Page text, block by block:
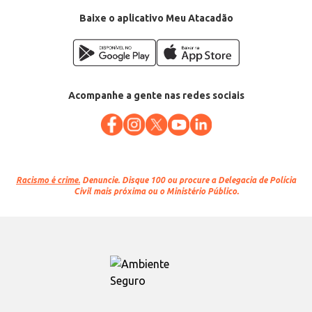
Baixe o aplicativo Meu Atacadão
Acompanhe a gente nas redes sociais
Racismo é crime. Denuncie. Disque 100 ou procure a Delegacia de Polícia
Civil mais próxima ou o Ministério Público.